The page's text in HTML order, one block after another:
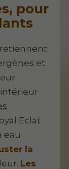
pour
et
Eclat
eau
la
Les